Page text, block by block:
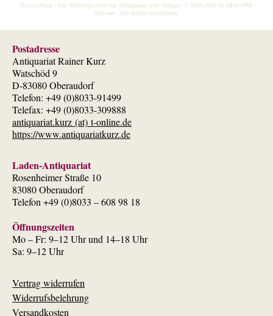
HescomShop- Das Webshopsystem für Antiquariate und Verlage | © 2006-2026 by HESCOM-
Software. Alle Rechte vorbehalten.
Postadresse
Antiquariat Rainer Kurz
Watschöd 9
D-83080 Oberaudorf
Telefon: +49 (0)8033-91499
Telefax: +49 (0)8033-309888
antiquariat.kurz (at) t-online.de
https://www.antiquariatkurz.de
Laden-Antiquariat
Rosenheimer Straße 10
83080 Oberaudorf
Telefon +49 (0)8033 – 608 98 18
Öffnungszeiten
Mo – Fr: 9–12 Uhr und 14–18 Uhr
Sa: 9–12 Uhr
Vertrag widerrufen
Widerrufsbelehrung
Versandkosten